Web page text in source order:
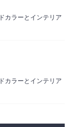
カラーとインテリア
カラーとインテリア